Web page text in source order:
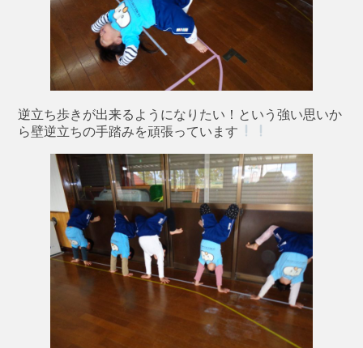
逆立ち歩きが出来るようになりたい！という強い思いか
ら壁逆立ちの手踏みを頑張っています